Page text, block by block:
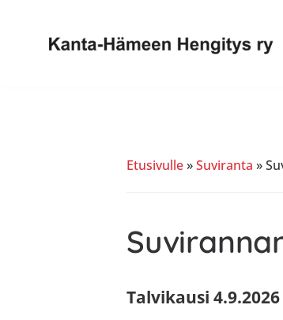
ensisijaiseen
valikkoon
pääsisältöön
ensisijaiseen
sivupalkkiin
alatunnisteeseen
Hengitys
Etusivulle»Suviranta »
Talvikausi 4.9.2026